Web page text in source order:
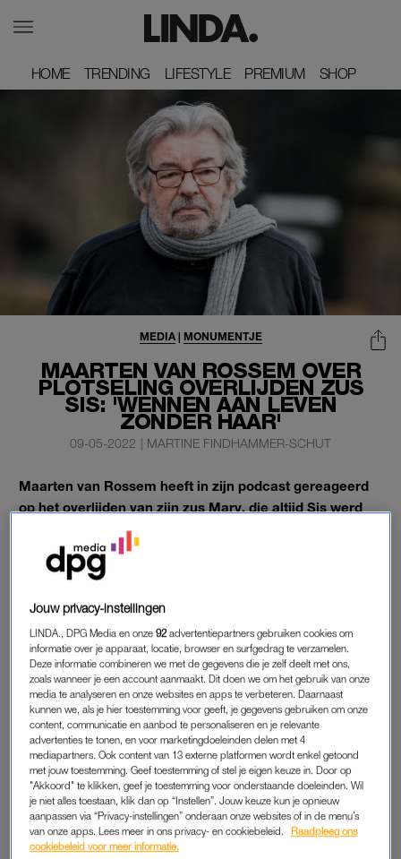
HOME
HOME TRENDING
TRENDING LIFESTYLE
LIFESTYLE PREMIUM
PREMIUM SHOP
SHOP
MAARTEN VAN ROSSEM OVER
PLOTSELING OVERLIJDEN ZUS
SIS: 'WENNEN AAN LEVEN
ZONDER HAAR'
MEDIA| MONUMENTJE
09-05-2022 | MARTINE FINDHAMMER-SCHUT
Maarten van Rossem heeft in zijn podcast gereageerd
op het overlijden van zijn zus Mary, die altijd Sis werd
Sis overleed woensdag op 77-jarige leeftijd, nadat ze twee
dagen eerder op haar verjaardag ten val was gekomen in haar
huis.
MAARTEN VAN ROSSEM
Hoewel haar gezondheid al een poosje “moeizaam” was,
kwam haar overlijden totaal onverwacht, aldus Van Rossem.
“Sis is na haar val vrij snel in een coma geraakt. En daar is ze
nooit meer uitgekomen. Ik moet nog wennen aan het feit dat
ze er niet meer is. Ik ben niet iemand die bij het horen van ’ze
is dood’ meteen in een niet te stuiten tranenvloed uitbarst en
op de grond gaat liggen kronkelen. Totaal niet. Maar ik moet er
Jouw privacy-instellingen
LINDA., DPG Media en onze92 advertentiepartners gebruiken cookies om
informatie over je apparaat, locatie, browser en surfgedrag te verzamelen.
Deze informatie combineren we met de gegevens die je zelf deelt met ons,
zoals wanneer je een account aanmaakt. Dit doen we om het gebruik van onze
media te analyseren en onze websites en apps te verbeteren. Daarnaast
kunnen we, als je hier toestemming voor geeft, je gegevens gebruiken om onze
content, communicatie en aanbod te personaliseren en je relevante
advertenties te tonen, en voor marketingdoeleinden delen met 4
mediapartners. Ook content van 13 externe platformen wordt enkel getoond
met jouw toestemming. Geef toestemming of stel je eigen keuze in. Door op
"Akkoord" te klikken, geef je toestemming voor onderstaande doeleinden. Wil
je niet alles toestaan, klik dan op “Instellen”. Jouw keuze kun je opnieuw
aanpassen via “Privacy-instellingen” onderaan onze websites of in de menu’s
van onze apps. Lees meer in ons privacy- en cookiebeleid.
Raadpleeg ons
cookiebeleid voor meer informatie.